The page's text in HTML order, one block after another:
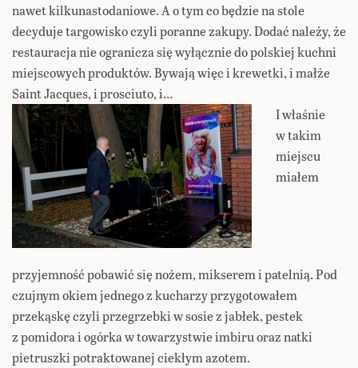
nawet kilkunastodaniowe. A o tym co będzie na stole
decyduje targowisko czyli poranne zakupy. Dodać należy, że
restauracja nie ogranicza się wyłącznie do polskiej kuchni
miejscowych produktów. Bywają więc i krewetki, i małże
Saint Jacques, i prosciuto, i…
I właśnie
w takim
miejscu
miałem
przyjemność pobawić się nożem, mikserem i patelnią. Pod
czujnym okiem jednego z kucharzy przygotowałem
przekąskę czyli przegrzebki w sosie z jabłek, pestek
z pomidora i ogórka w towarzystwie imbiru oraz natki
pietruszki potraktowanej ciekłym azotem.